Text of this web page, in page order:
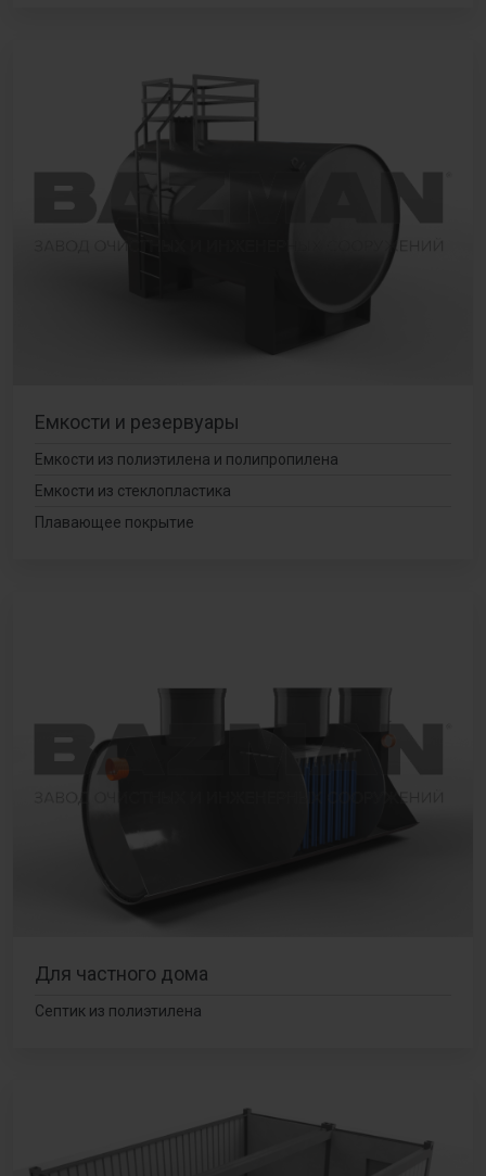
Емкости и резервуары
Емкости из полиэтилена и полипропилена
Емкости из стеклопластика
Плавающее покрытие
Для частного дома
Септик из полиэтилена